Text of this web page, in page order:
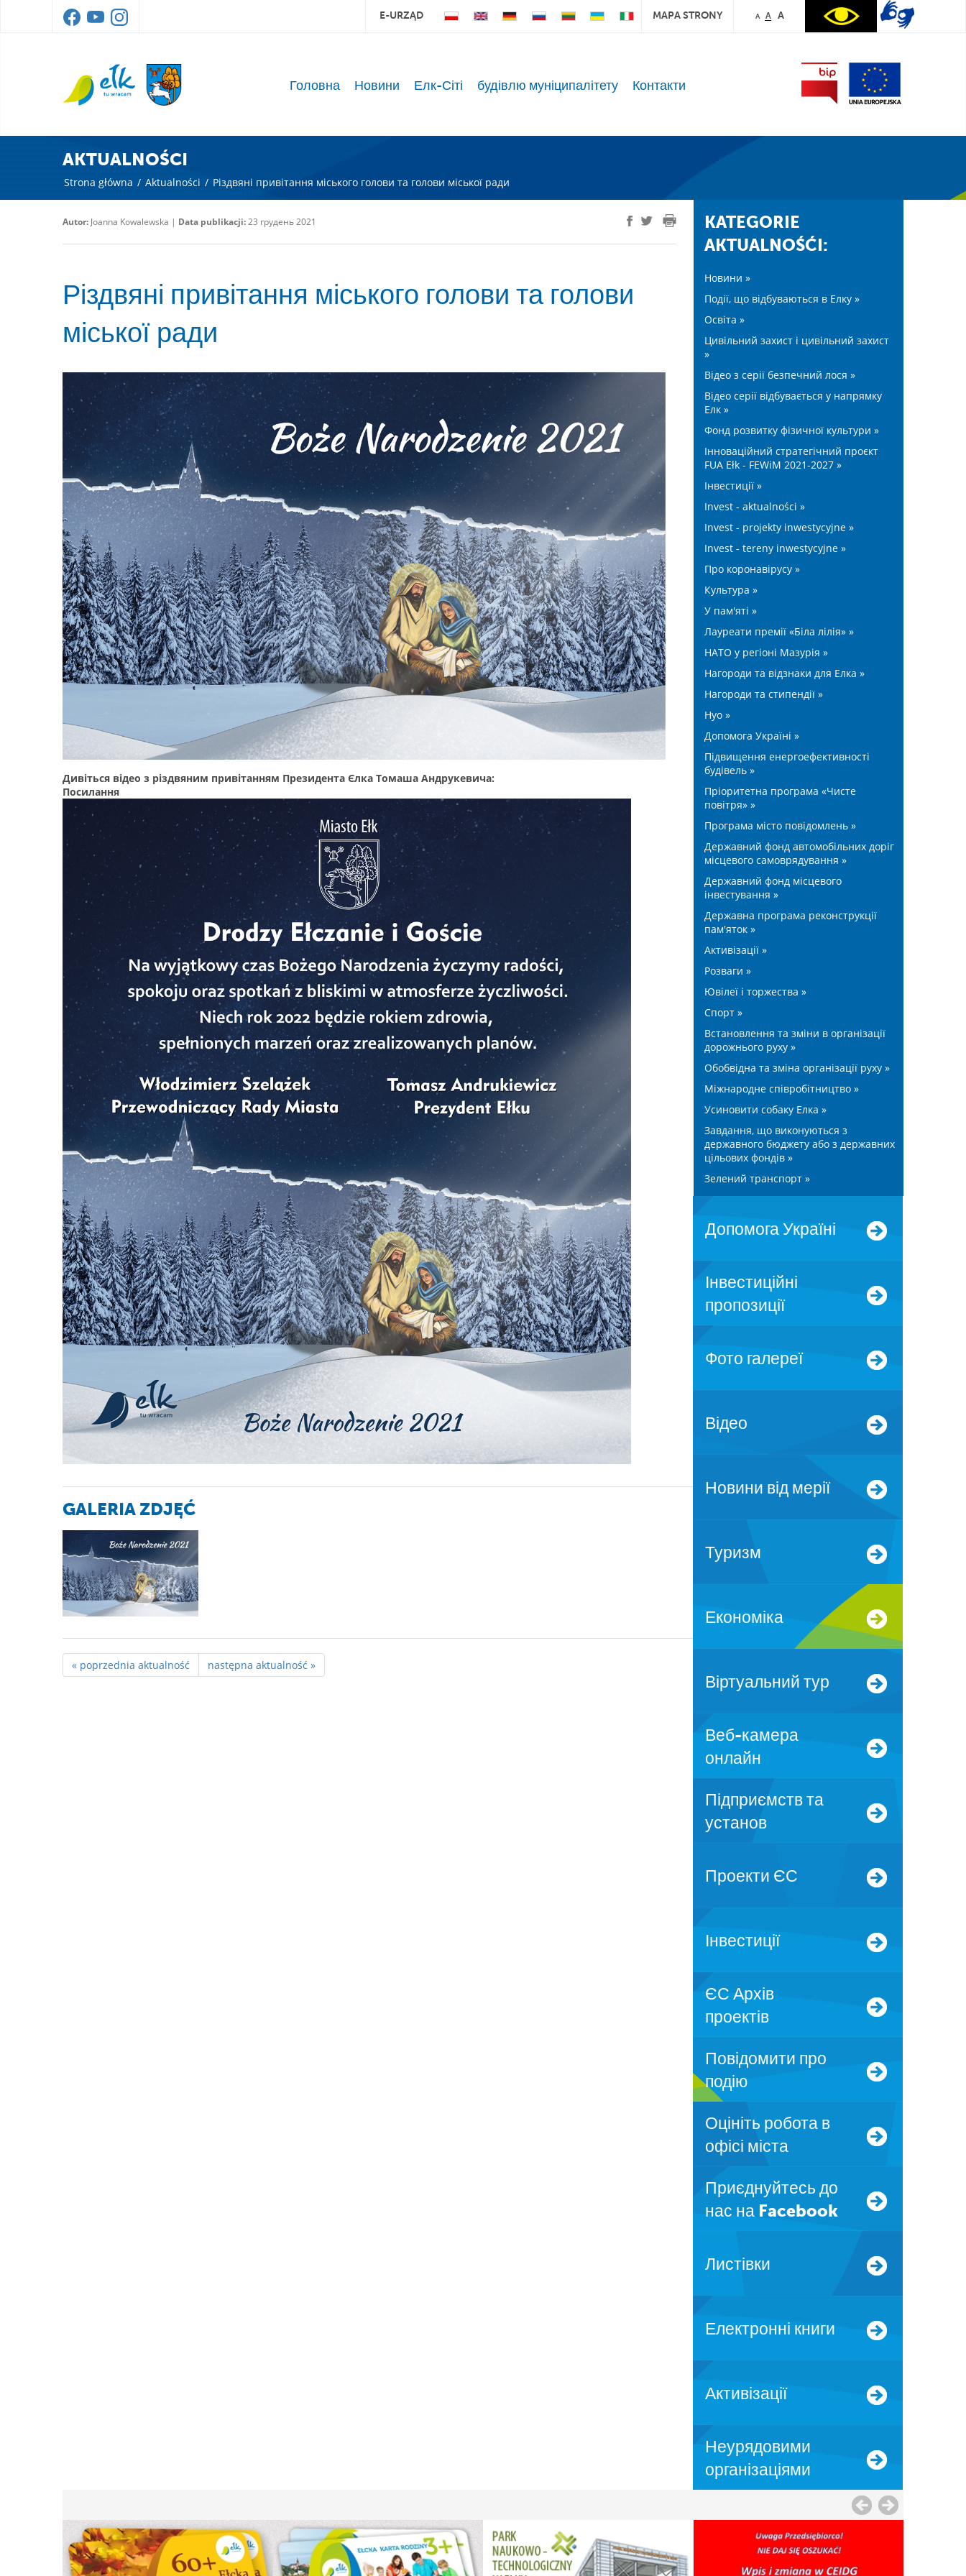
E-URZĄD MAPA STRONY A A A
Головна Новини Елк-Сіті будівлю муніципалітету Контакти
AKTUALNOŚCI
Strona główna / Aktualności / Різдвяні привітання міського голови та голови міської ради
Autor: Joanna Kowalewska | Data publikacji:23 грудень 2021
Різдвяні привітання міського голови та голови
міської ради
Дивіться відео з різдвяним привітанням Президента Єлка Томаша Андрукевича:
Посилання
GALERIA ZDJĘĆ
« poprzednia aktualność następna aktualność »
KATEGORIE
AKTUALNOŚĆI:
Новини »
Події, що відбуваються в Елку »
Освіта »
Цивільний захист і цивільний захист
»
Відео з серії безпечний лося »
Відео серії відбувається у напрямку
Елк »
Фонд розвитку фізичної культури »
Інноваційний стратегічний проєкт
FUA Ełk - FEWiM 2021-2027 »
Інвестиції »
Invest - aktualności »
Invest - projekty inwestycyjne »
Invest - tereny inwestycyjne »
Про коронавірусу »
Культура »
У пам'яті »
Лауреати премії «Біла лілія» »
НАТО у регіоні Мазурія »
Нагороди та відзнаки для Елка »
Нагороди та стипендії »
Нуо »
Допомога Україні »
Підвищення енергоефективності
будівель »
Пріоритетна програма «Чисте
повітря» »
Програма місто повідомлень »
Державний фонд автомобільних доріг
місцевого самоврядування »
Державний фонд місцевого
інвестування »
Державна програма реконструкції
пам'яток »
Активізації »
Розваги »
Ювілеї і торжества »
Спорт »
Встановлення та зміни в організації
дорожнього руху »
Обобвідна та зміна організації руху »
Міжнародне співробітництво »
Усиновити собаку Елка »
Завдання, що виконуються з
державного бюджету або з державних
цільових фондів »
Зелений транспорт »
допомога Україні
Інвестиційні
пропозиції
Фото галереї
Відео
Новини від мерії
Туризм
Економіка
Віртуальний тур
Веб-камера
онлайн
Підприємств та
установ
Проекти ЄС
Інвестиції
ЄС Архів
проектів
Повідомити про
подію
Оцініть робота в
офісі міста
Приєднуйтесь до
нас на Facebook
Листівки
Електронні книги
Активізації
Неурядовими
організаціями